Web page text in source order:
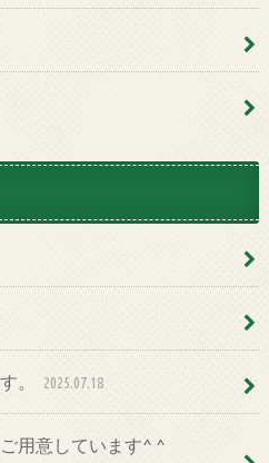
。 2025.07.18
用意しています^ ^